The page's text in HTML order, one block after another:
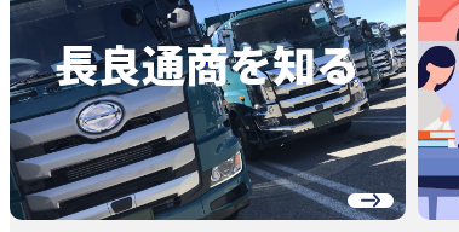
長良通商を知る